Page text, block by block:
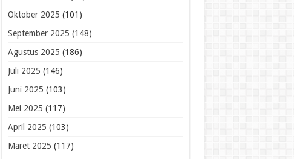
Oktober 2025 (101)
September 2025 (148)
Agustus 2025 (186)
Juli 2025 (146)
Juni 2025 (103)
Mei 2025 (117)
April 2025 (103)
Maret 2025 (117)